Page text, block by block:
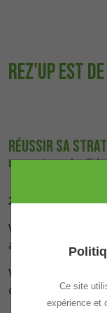
REZ'UP EST
Réussir sa
La posture du
29 mai - 10h00-
Vous êtes aux
ans) ?
Vous portez un
d’entreprise ?
Ce site
expérience et